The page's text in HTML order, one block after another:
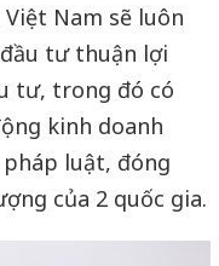
Nam sẽ luôn
tư thuận lợi
tư, trong đó có
kinh doanh
luật, đóng
của 2 quốc gia.